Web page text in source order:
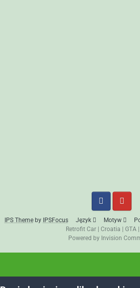
IPS Themeby IPSFocus Język Motyw
Retrofit Car| Croatia GTA|
Powered by Invision